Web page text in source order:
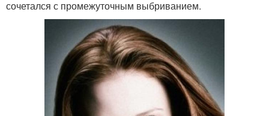
сочетался с промежуточным выбриванием.